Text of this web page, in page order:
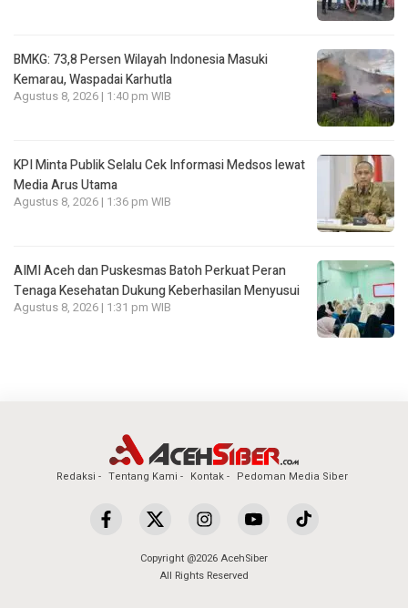
BMKG: 73,8 Persen Wilayah Indonesia Masuki
Kemarau, Waspadai Karhutla
Agustus 8, 2026 | 1:40 pm WIB
KPI Minta Publik Selalu Cek Informasi Medsos lewat
Media Arus Utama
Agustus 8, 2026 | 1:36 pm WIB
AIMI Aceh dan Puskesmas Batoh Perkuat Peran
Tenaga Kesehatan Dukung Keberhasilan Menyusui
Agustus 8, 2026 | 1:31 pm WIB
Redaksi Tentang Kami Kontak Pedoman Media Siber
Copyright @2026 AcehSiber
All Rights Reserved